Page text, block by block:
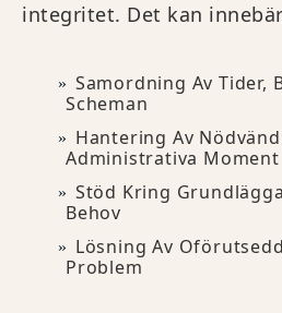
integritet. Det kan
Samordning Av Tider,
Scheman
Hantering Av
Administrativa Moment
Stöd Kring
Behov
Lösning Av
Problem